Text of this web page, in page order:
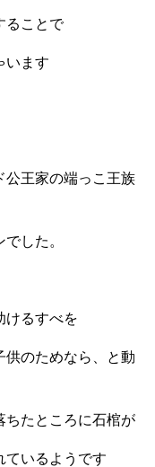
ることで
います
公王家の端っこ王族
した。
けるすべを
供のためなら、と動
ちたところに石棺が
ているようです